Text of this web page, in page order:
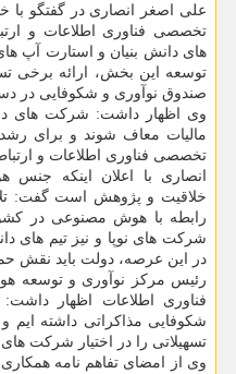
علی اصغر انصاری در گفتگو با
تخصصی فناوری اطلاعات و
های دانش بنیان و استارت آپ
توسعه این بخش، ارائه برخی
صندوق نوآوری و شکوفایی در
وی اظهار داشت: شرکت های
مالیات معاف شوند و برای رشد
تخصصی فناوری اطلاعات و
انصاری با اعلان اینکه جنس
خلاقیت و پژوهش است گفت:
رابطه با هوش مصنوعی در
شرکت های نوپا و نیز تیم های
در این عرصه، دولت باید نقش
رئیس مرکز نوآوری و توسعه
فناوری اطلاعات اظهار
شکوفایی مذاکراتی داشته ایم
تسهیلاتی را در اختیار شرکت
وی از امضای تفاهم نامه